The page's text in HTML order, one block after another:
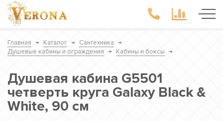
Главная → Каталог → Сантехника
→
Душевые кабины и ограждения
→ Кабины и боксы →
Душевая кабина G5501
четверть круга Galaxy Black &
White, 90 см